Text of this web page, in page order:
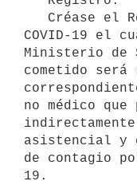
COVID-19 el
Ministerio de
cometido
no médico
asistencial y
de contagio
19.